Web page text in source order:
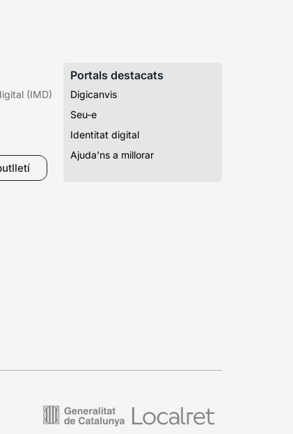
(IMD)
Portals destacats
Digicanvis
Seu-e
Identitat digital
Ajuda’ns a millorar